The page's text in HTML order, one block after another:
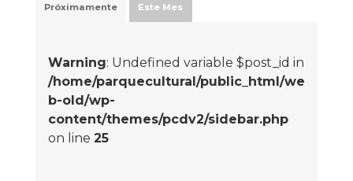
Próximamente Este Mes
Warning: Undefined variable $post_id in
/home/parquecultural/public_html/we
b-old/wp-
content/themes/pcdv2/sidebar.php
on line 25